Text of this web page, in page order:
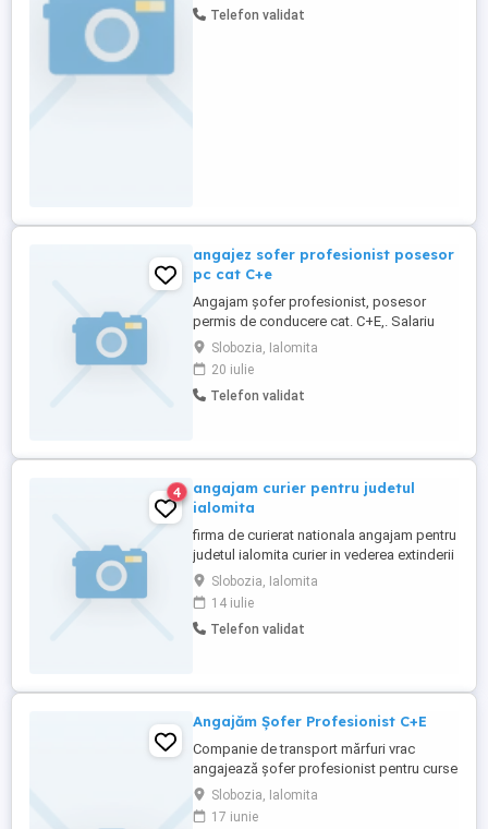
Respectarea programului de condus și
Telefon validat
angajez sofer profesionist posesor
pc cat C+e
Angajam șofer profesionist, posesor
permis de conducere cat. C+E,. Salariu
atractiv. Pentru mai multe detalii rog sunati
Slobozia, Ialomita
20 iulie
Telefon validat
4
angajam curier pentru judetul
ialomita
firma de curierat nationala angajam pentru
judetul ialomita curier in vederea extinderii
activitatii . candidatul trebuie sa aiba
permis de conducere minim cat b , sa fie
dispus la eforturi prelungite si sa lucreze
in echipa . oferim salariu peste media din
Slobozia, Ialomita
14 iulie
Telefon validat
Angajăm Șofer Profesionist C+E
Companie de transport mărfuri vrac
angajează șofer profesionist pentru curse
locale. Cerințe: Permis categoria C+E
Experiență minim 1 an pe camion
Slobozia, Ialomita
17 iunie